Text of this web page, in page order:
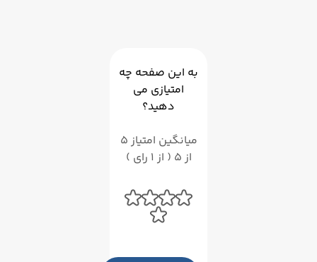
به این صفحه چه
امتیازی می
دهید؟
میانگین امتیاز 5
از 5 ( از 1 رای )